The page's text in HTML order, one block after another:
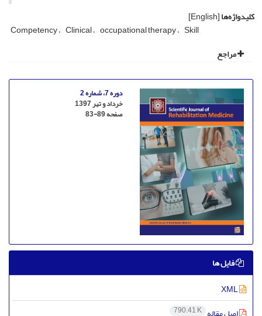
کلیدواژه‌ها[English]
Competency Clinical occupational therapy Skill
مراجع
دوره 7، شماره 2
خرداد و تیر 1397
صفحه83-89
فایل ها
790.41 K